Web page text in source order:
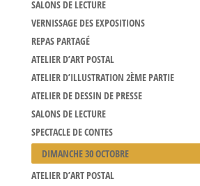
SALONS DE LECTURE
VERNISSAGE DES EXPOSITIONS
REPAS PARTAGÉ
ATELIER D’ART POSTAL
ATELIER D’ILLUSTRATION 2ÈME PARTIE
ATELIER DE DESSIN DE PRESSE
SALONS DE LECTURE
SPECTACLE DE CONTES
DIMANCHE 30 OCTOBRE
ATELIER D’ART POSTAL